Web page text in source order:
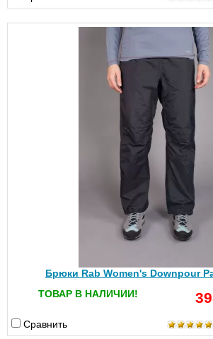
Брюки Rab Women's Downpour
ТОВАР В НАЛИЧИИ!
Сравнить